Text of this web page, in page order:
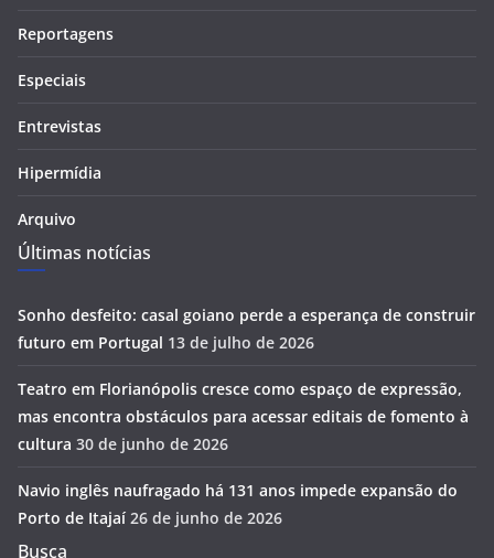
Reportagens
Especiais
Entrevistas
Hipermídia
Arquivo
Últimas notícias
Sonho desfeito: casal goiano perde a esperança de construir
futuro em Portugal 13 de julho de 2026
Teatro em Florianópolis cresce como espaço de expressão,
mas encontra obstáculos para acessar editais de fomento à
cultura 30 de junho de 2026
Navio inglês naufragado há 131 anos impede expansão do
Porto de Itajaí 26 de junho de 2026
Busca